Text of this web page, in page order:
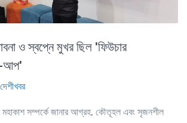
ও স্বপ্নে মুখর ছিল 'ফিউচার
আপ'
দেশীখবর
সম্পর্কে জানার আগ্রহ, কৌতূহল এবং সৃজনশীল